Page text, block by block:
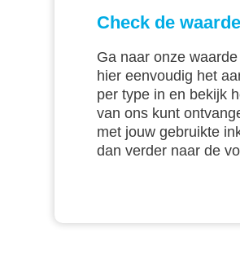
Check de waarde
Ga naar onze waarde
hier eenvoudig het
per type in en bekijk
van ons kunt
met jouw gebruikte
dan verder naar de